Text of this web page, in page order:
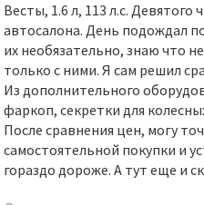
Весты, 1.6 л, 113 л.с. Девятого
автосалона. День подождал
их необязательно, знаю что
только с ними. Я сам решил
Из дополнительного
фаркоп, секретки для
После сравнения цен, могу
самостоятельной покупки и
гораздо дороже. А тут еще и